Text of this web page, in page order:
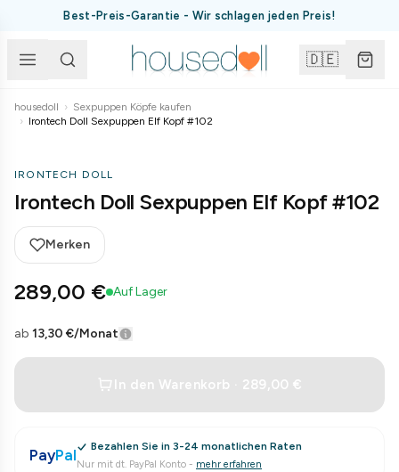
Best-Preis-Garantie - Wir schlagen jeden Preis!
🇩🇪
housedoll › Sexpuppen Köpfe kaufen
› Irontech Doll Sexpuppen Elf Kopf #102
IRONTECH DOLL
Irontech Doll Sexpuppen Elf Kopf #102
Merken
289,00 € Auf Lager
ab 13,30 €/Monat
In den Warenkorb · 289,00 €
PayPal Bezahlen Sie in 3-24 monatlichen Raten
Nur mit dt. PayPal Konto - mehr erfahren